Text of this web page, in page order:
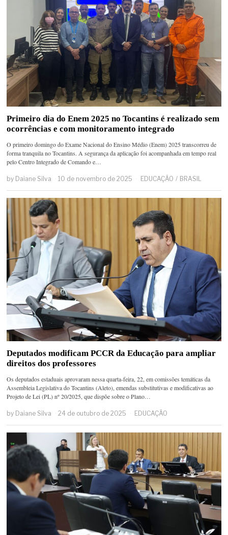
Primeiro dia do Enem 2025 no Tocantins é realizado sem
ocorrências e com monitoramento integrado
O primeiro domingo do Exame Nacional do Ensino Médio (Enem) 2025 transcorreu de
forma tranquila no Tocantins. A segurança da aplicação foi acompanhada em tempo real
pelo Centro Integrado de Comando e…
by Daiane Silva 10 de novembro de 2025 EDUCAÇÃO / BRASIL
Deputados modificam PCCR da Educação para ampliar
direitos dos professores
Os deputados estaduais aprovaram nessa quarta-feira, 22, em comissões temáticas da
Assembleia Legislativa do Tocantins (Aleto), emendas substitutivas e modificativas ao
Projeto de Lei (PL) nº 20/2025, que dispõe sobre o Plano…
by Daiane Silva 24 de outubro de 2025 EDUCAÇÃO